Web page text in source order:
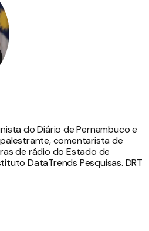
do Diário de Pernambuco e
comentarista de
de rádio do Estado de
DataTrends Pesquisas. DRT